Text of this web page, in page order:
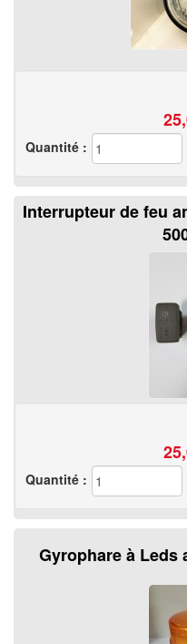
Quantité :
Interrupteur de feu
Quantité :
Gyrophare à Leds